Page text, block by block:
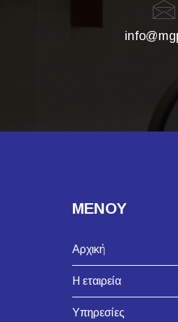
ΜΕΝΟΥ
Αρχική
Η εταιρεία
Υπηρεσίες